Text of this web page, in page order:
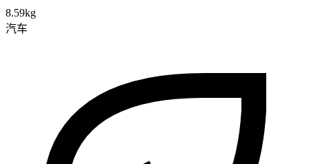
8.59kg
汽车